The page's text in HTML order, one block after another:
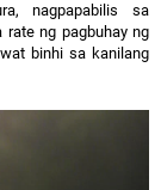
nagpapabilis sa
ng pagbuhay ng
binhi sa kanilang